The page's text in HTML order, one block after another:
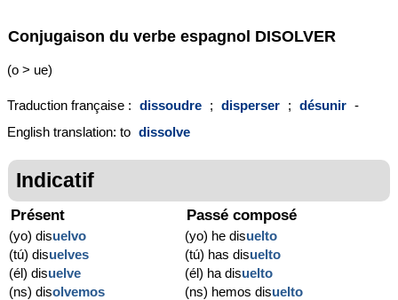
Conjugaison du verbe espagnol DISOLVER
(o > ue)
Traduction française : dissoudre ; disperser ; désunir -
English translation: to dissolve
Indicatif
Présent
(yo) disuelvo
(tú) disuelves
(él) disuelve
(ns) disolvemos
Passé composé
(yo) he disuelto
(tú) has disuelto
(él) ha disuelto
(ns) hemos disuelto